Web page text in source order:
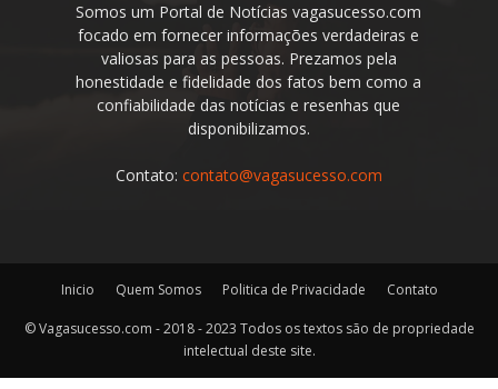
Somos um Portal de Notícias vagasucesso.com
focado em fornecer informações verdadeiras e
valiosas para as pessoas. Prezamos pela
honestidade e fidelidade dos fatos bem como a
confiabilidade das notícias e resenhas que
disponibilizamos.
Contato: contato@vagasucesso.com
Inicio Quem Somos Politica de Privacidade Contato
© Vagasucesso.com - 2018 - 2023 Todos os textos são de propriedade
intelectual deste site.